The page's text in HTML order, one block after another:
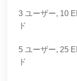
3 ユーザー, 10
ド
5 ユーザー, 25
ド